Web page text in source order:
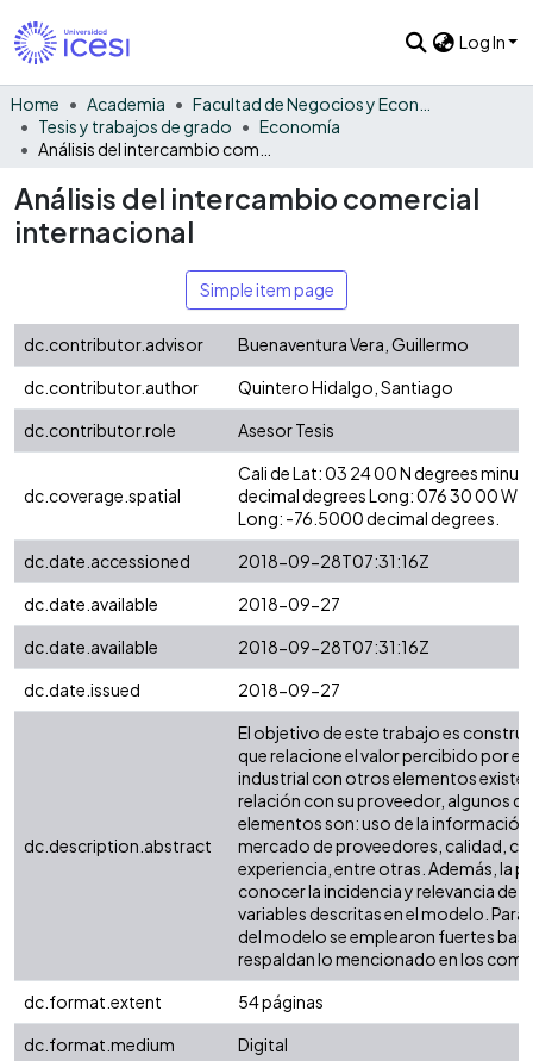
Log In
Home Academia
Tesis y trabajos de grado
Economía
Análisis del intercambio comercial
internacional
Simple item page
dc.contributor.advisor
Buenaventura Vera, Guillermo
dc.contributor.author
Quintero Hidalgo, Santiago
dc.contributor.role
Asesor Tesis
dc.coverage.spatial
Cali de Lat: 03 24 00 N degrees
decimal degrees Long: 076 30 00 W
Long: -76.5000 decimal degrees.
dc.date.accessioned
2018-09-28T07:31:16Z
dc.date.available
2018-09-27
dc.date.available
2018-09-28T07:31:16Z
dc.date.issued
2018-09-27
dc.description.abstract
El objetivo de este trabajo es
que relacione el valor percibido por
industrial con otros elementos
relación con su proveedor, algunos
elementos son: uso de la
mercado de proveedores, calidad,
experiencia, entre otras. Además, la
conocer la incidencia y relevancia de
variables descritas en el modelo.
del modelo se emplearon fuertes
respaldan lo mencionado en los
dc.format.extent
54 páginas
dc.format.medium
Digital